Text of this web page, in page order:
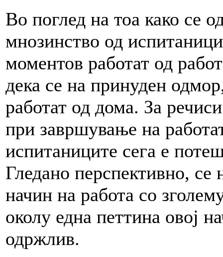
Во поглед на тоа како се
мнозинство од
моментов работат од
дека се на принуден
работат од дома. За
при завршување на
испитаниците сега е
Гледано перспективно, се
начин на работа со
околу една петтина овој
одржлив.